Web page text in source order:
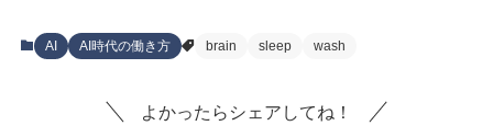
AI AI時代の働き方 brain sleep wash
よかったらシェアしてね！